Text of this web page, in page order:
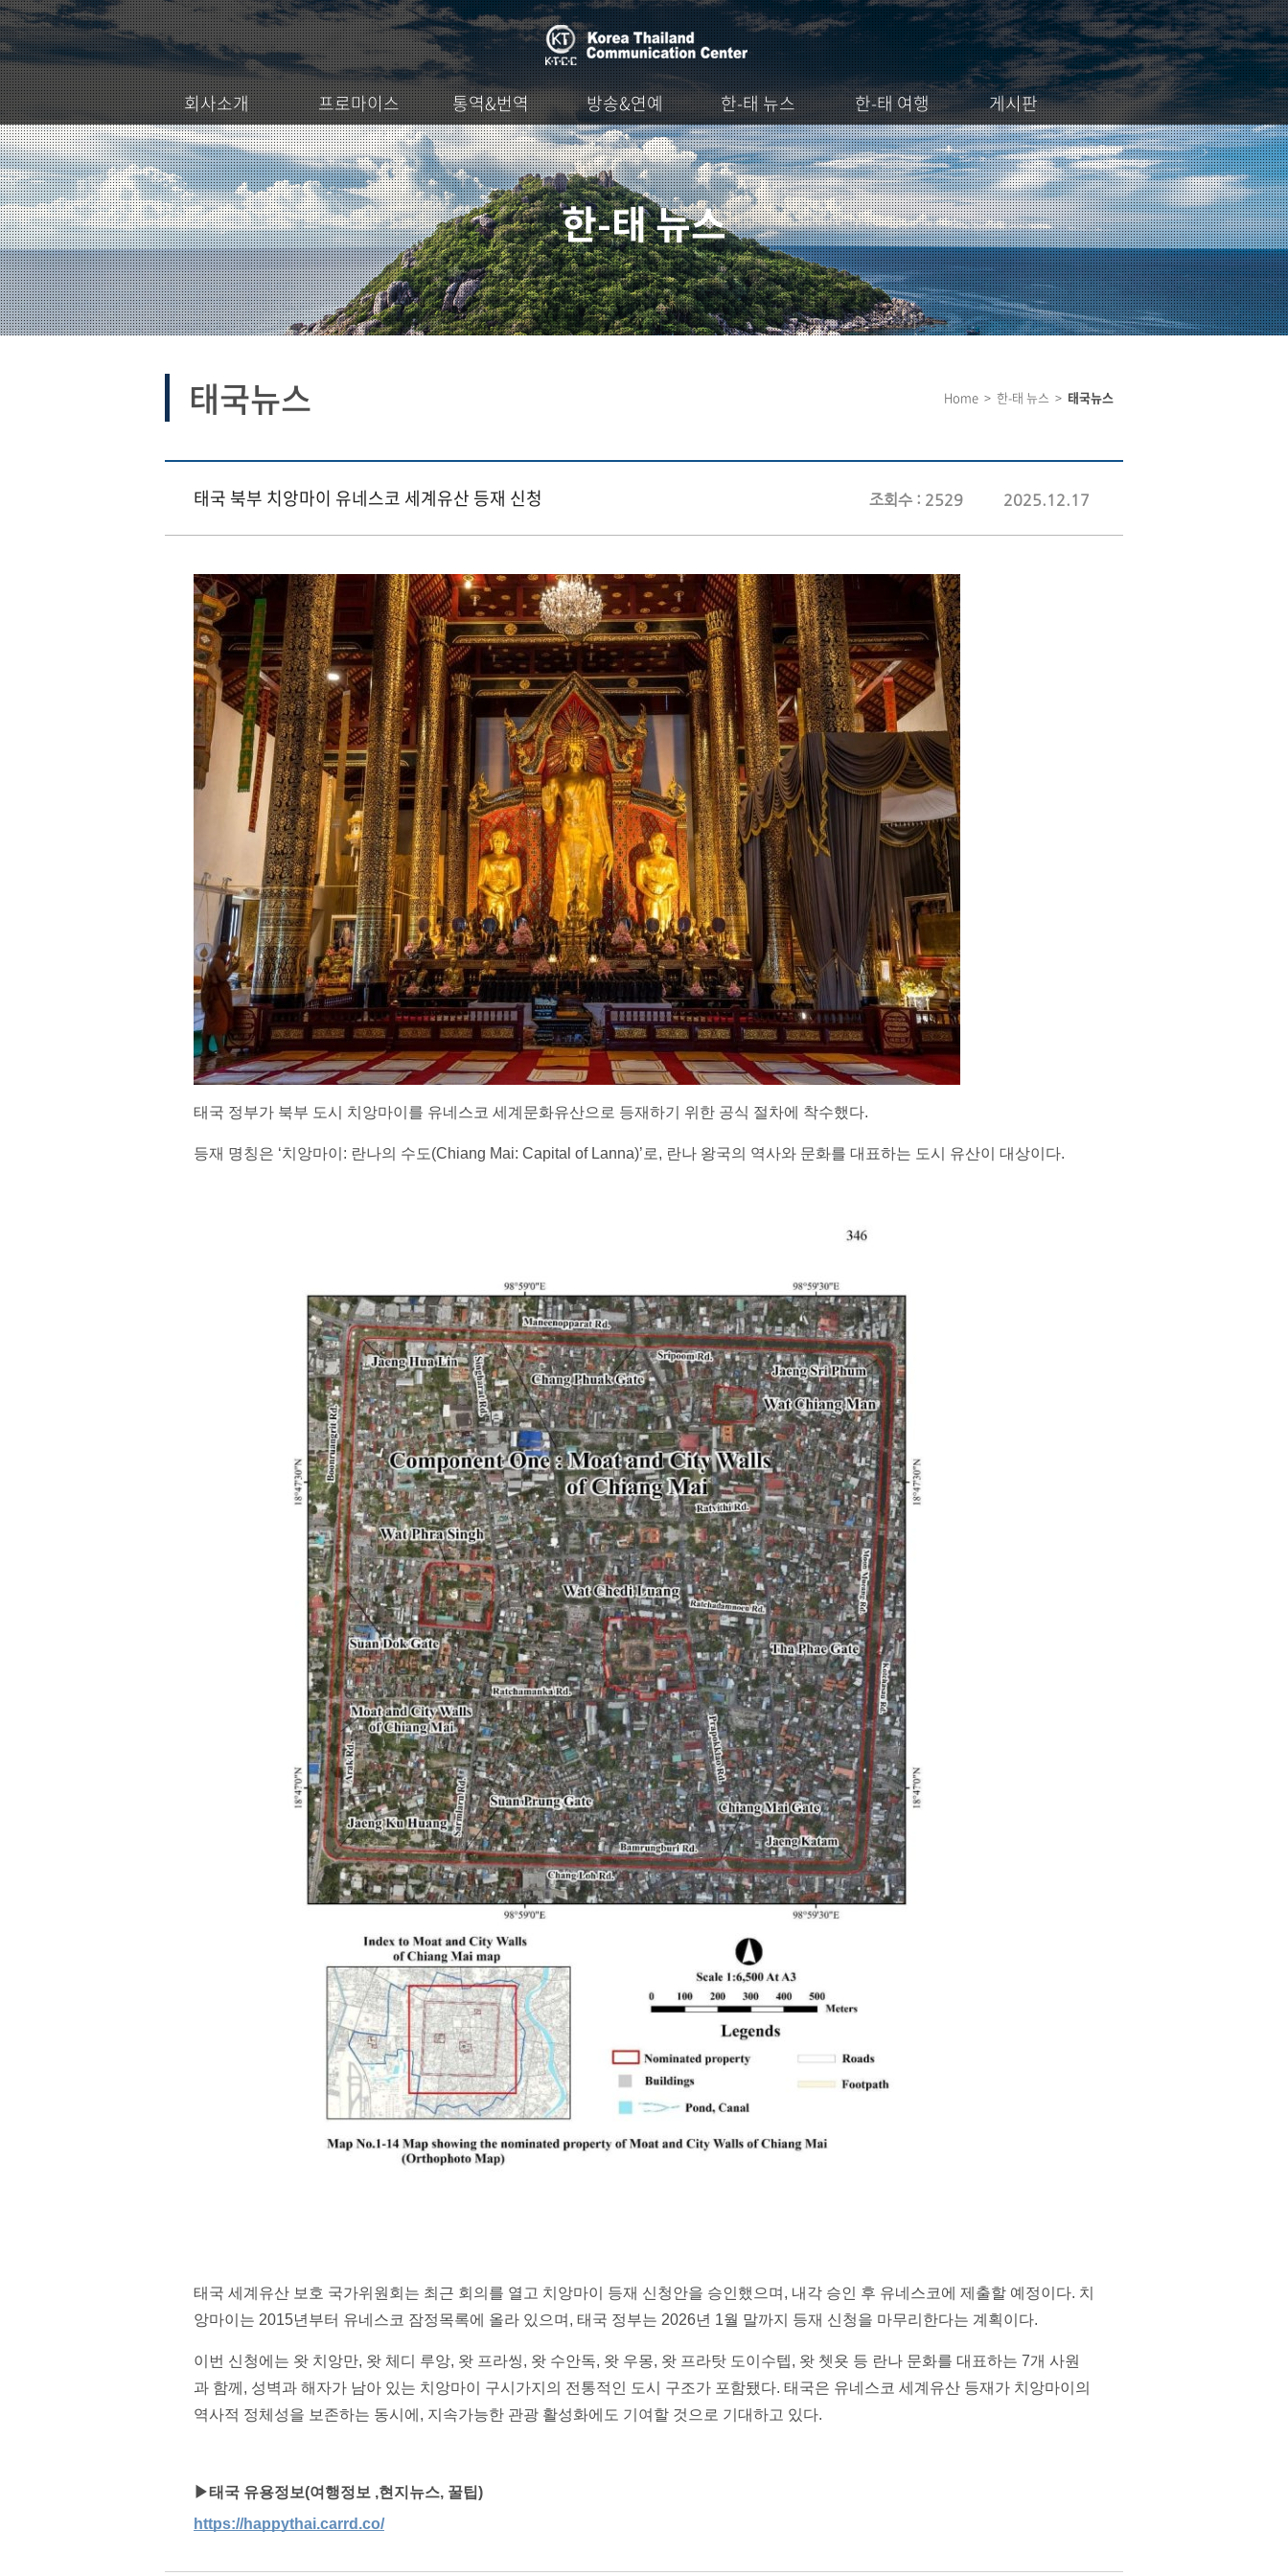
회사소개 프로마이스 통역&번역 방송&연예 한-태 뉴스 한-태 여행 게시판
한-태 뉴스
태국뉴스 Home > 한-태 뉴스 > 태국뉴스
태국 북부 치앙마이 유네스코 세계유산 등재 신청 조회수 : 2529 2025.12.17
태국 정부가 북부 도시 치앙마이를 유네스코 세계문화유산으로 등재하기 위한 공식 절차에 착수했다.
등재 명칭은 ‘치앙마이: 란나의 수도(Chiang Mai: Capital of Lanna)’로, 란나 왕국의 역사와 문화를 대표하는 도시 유산이 대상이다.
태국 세계유산 보호 국가위원회는 최근 회의를 열고 치앙마이 등재 신청안을 승인했으며, 내각 승인 후 유네스코에 제출할 예정이다. 치
앙마이는 2015년부터 유네스코 잠정목록에 올라 있으며, 태국 정부는 2026년 1월 말까지 등재 신청을 마무리한다는 계획이다.
이번 신청에는 왓 치앙만, 왓 체디 루앙, 왓 프라씽, 왓 수안독, 왓 우몽, 왓 프라탓 도이수텝, 왓 쳇욧 등 란나 문화를 대표하는 7개 사원
과 함께, 성벽과 해자가 남아 있는 치앙마이 구시가지의 전통적인 도시 구조가 포함됐다. 태국은 유네스코 세계유산 등재가 치앙마이의
역사적 정체성을 보존하는 동시에, 지속가능한 관광 활성화에도 기여할 것으로 기대하고 있다.
▶태국 유용정보(여행정보 ,현지뉴스, 꿀팁)
https://happythai.carrd.co/